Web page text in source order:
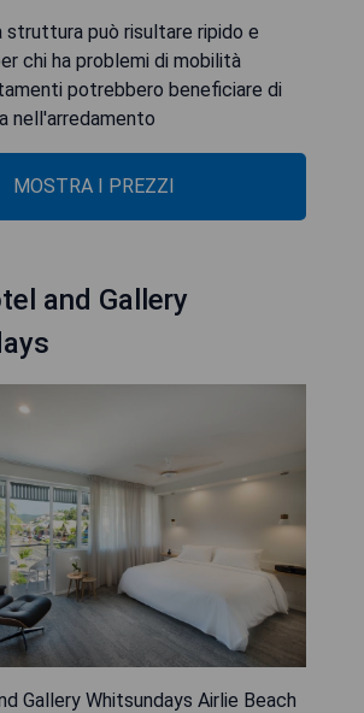
struttura può risultare ripido e
chi ha problemi di mobilità
potrebbero beneficiare di
nell'arredamento
MOSTRA I PREZZI
and Gallery
Gallery Whitsundays Airlie Beach